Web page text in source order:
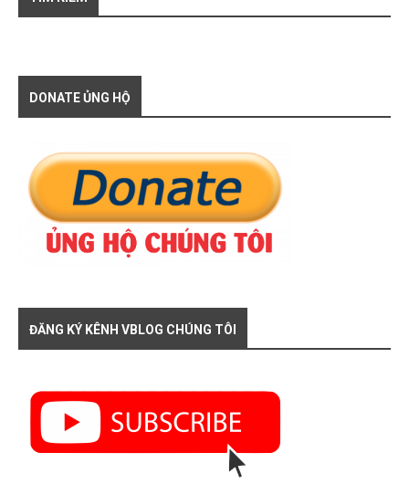
DONATE ỦNG HỘ
ĐĂNG KÝ KÊNH VBLOG CHÚNG TÔI